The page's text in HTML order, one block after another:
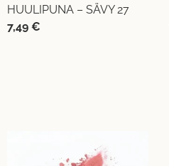
HUULIPUNA – SÄVY 27
7,49 €